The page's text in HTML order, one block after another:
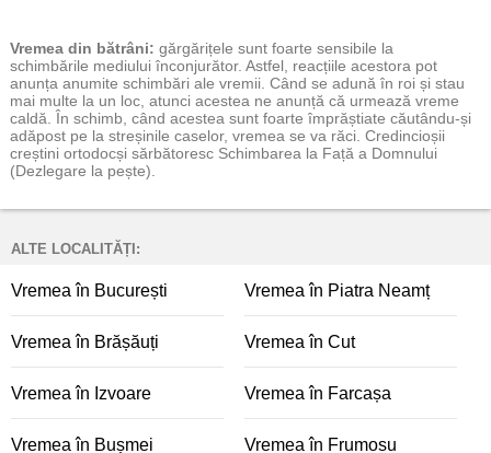
Vremea din bătrâni: gărgărițele sunt foarte sensibile la
schimbările mediului înconjurător. Astfel, reacțiile acestora pot
anunța anumite schimbări ale vremii. Când se adună în roi și stau
mai multe la un loc, atunci acestea ne anunță că urmează vreme
caldă. În schimb, când acestea sunt foarte împrăștiate căutându-și
adăpost pe la streșinile caselor, vremea se va răci. Credincioșii
creștini ortodocși sărbătoresc Schimbarea la Față a Domnului
(Dezlegare la pește).
ALTE LOCALITĂȚI:
Vremea în București Vremea în Piatra Neamț
Vremea în Brășăuți Vremea în Cut
Vremea în Izvoare Vremea în Farcașa
Vremea în Bușmei Vremea în Frumosu